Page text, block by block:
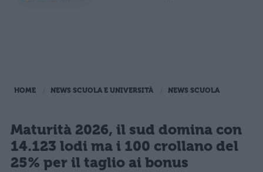
HOME NEWS SCUOLA E UNIVERSITÀ NEWS SCUOLA
Maturità 2026, il sud domina con
14.123 lodi ma i 100 crollano del
25% per il taglio ai bonus